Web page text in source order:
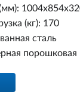
(кг): 170
сталь
порошковая